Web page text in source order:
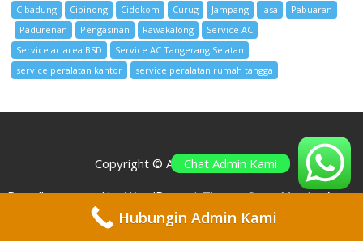
Cibadung Cibinong Cidokom Curug Jampang jasa
Pabuaran
Padurenan
Pengasinan Rawakalong
Service AC
Service ac area BSD
Service AC Tangerang Selatan
service peralatan kantor
service peralatan rumah tangga
Copyright © All rights reserved
Proudly powered by WordPress |Theme: SuperMag byAcme
Themes
Chat Admin Kami
Hubungin Admin Kami